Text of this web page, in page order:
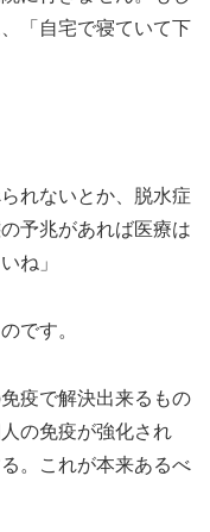
「自宅で寝ていて下
れないとか、脱水症
予兆があれば医療は
ね」
です。
疫で解決出来るもの
の免疫が強化され
。これが本来あるべ